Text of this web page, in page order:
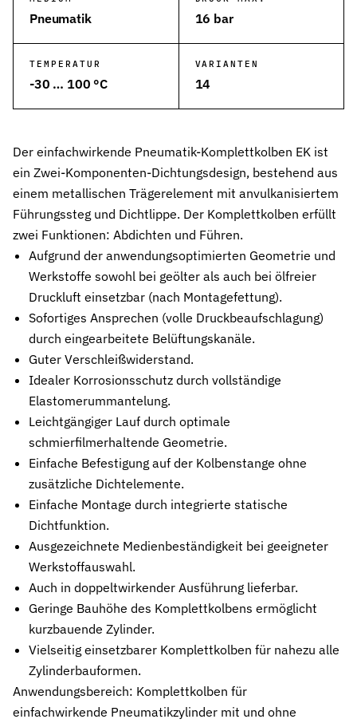
Wehrtechnik & Rüstung
Zuverlässige Dichtungen für sicherheitskritische Systeme
Stangendichtungen
Dichtungen für höchste Ansprüche in Hydraulik und Pneumatik
O-Ringe
Universelle Dichtungslösung für vielfältige Anwendungen
Rotationsdichtungen
Dichtungslösungen für rotierende Wellen und Rotoren
Abstreifer
Effektiver Schutz vor Schmutz, Staub und Feuchtigkeit
Führungsringe
Präzise Führung von Kolben und Stangen, verhindert
Stützringe
Anti-Extrusions-Element, schützt O-Ringe bei hohem Druck
Dämpfungsringe
Kontrollierte Endlagendämpfung im Pneumatikzylinder
Flachdichtungen
Gummiformteile
Präzise geformte Elastomerbauteile für Dämpfung, Verbindung
Dichtsätze
Komplettlösungen aus abgestimmten Dichtungselementen
Sonderdichtungen
Individuell entwickelte Dichtungslösungen
Hydraulikdichtungen
Hochleistungsdichtungen für hydraulische Anwendungen
Pneumatik 16 bar
TEMPERATUR
-30 … 100 °C
VARIANTEN
14
Der einfachwirkende Pneumatik-Komplettkolben EK ist
ein Zwei-Komponenten-Dichtungsdesign, bestehend aus
einem metallischen Trägerelement mit anvulkanisiertem
Führungssteg und Dichtlippe. Der Komplettkolben erfüllt
zwei Funktionen: Abdichten und Führen.
Aufgrund der anwendungsoptimierten Geometrie und
Werkstoffe sowohl bei geölter als auch bei ölfreier
Druckluft einsetzbar (nach Montagefettung).
Sofortiges Ansprechen (volle Druckbeaufschlagung)
durch eingearbeitete Belüftungskanäle.
Guter Verschleißwiderstand.
Idealer Korrosionsschutz durch vollständige
Elastomerummantelung.
Leichtgängiger Lauf durch optimale
schmierfilmerhaltende Geometrie.
Einfache Befestigung auf der Kolbenstange ohne
zusätzliche Dichtelemente.
Einfache Montage durch integrierte statische
Dichtfunktion.
Ausgezeichnete Medienbeständigkeit bei geeigneter
Werkstoffauswahl.
Auch in doppeltwirkender Ausführung lieferbar.
Geringe Bauhöhe des Komplettkolbens ermöglicht
kurzbauende Zylinder.
Vielseitig einsetzbarer Komplettkolben für nahezu alle
Zylinderbauformen.
Anwendungsbereich: Komplettkolben für
einfachwirkende Pneumatikzylinder mit und ohne